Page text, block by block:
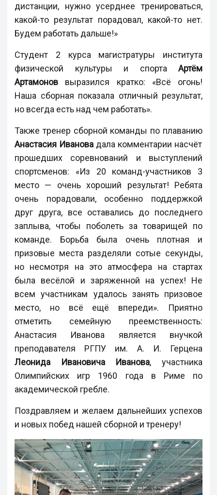
дистанции, нужно усерднее тренироваться,
какой-то результат порадовал, какой-то нет.
Будем работать дальше!»
Студент 2 курса магистратуры института
физической культуры и спорта Артём
Артамонов выразился кратко: «Всё огонь!
Наша сборная показала отличный результат,
но всегда есть над чем работать».
Также тренер сборной команды по плаванию
Анастасия Иванова дала комментарии насчёт
прошедших соревнований и выступлений
спортсменов: «Из 20 команд-участников 3
место — очень хороший результат! Ребята
очень порадовали, особенно поддержкой
друг друга, все оставались до последнего
заплыва, чтобы поболеть за товарищей по
команде. Борьба была очень плотная и
призовые места разделяли сотые секунды,
но несмотря на это атмосфера на стартах
была весёлой и заряженной на успех! Не
всем участникам удалось занять призовое
место, но всё ещё впереди». Приятно
отметить семейную преемственность:
Анастасия Иванова является внучкой
преподавателя РГПУ им. А. И. Герцена
Леонида Ивановича Иванова, участника
Олимпийских игр 1960 года в Риме по
академической гребле.
Поздравляем и желаем дальнейших успехов
и новых побед нашей сборной и тренеру!